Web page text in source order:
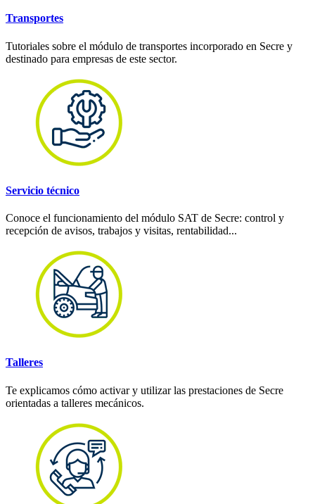
Transportes
Tutoriales sobre el módulo de transportes incorporado en Secre y
destinado para empresas de este sector.
Servicio técnico
Conoce el funcionamiento del módulo SAT de Secre: control y
recepción de avisos, trabajos y visitas, rentabilidad...
Talleres
Te explicamos cómo activar y utilizar las prestaciones de Secre
orientadas a talleres mecánicos.